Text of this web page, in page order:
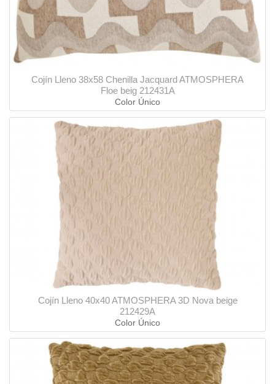
Cojín Lleno 38x58 Chenilla Jacquard ATMOSPHERA
Floe beig 212431A
Color Único
Cojín Lleno 40x40 ATMOSPHERA 3D Nova beige
212429A
Color Único